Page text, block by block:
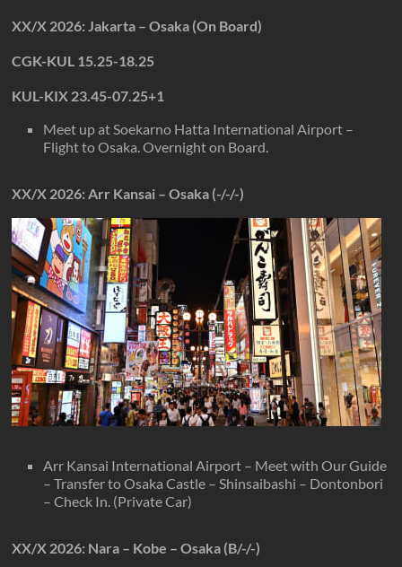
XX/X 2026: Jakarta – Osaka (On Board)
CGK-KUL 15.25-18.25
KU L-KIX 23.45-07.25+1
Meet up at Soekarno Hatta International Airport –
Flight to Osaka. Overnight on Board.
XX/X 2026: Arr Kansai – Osaka (-/-/-)
Arr Kansai International Airport – Meet with Our Guide
– Transfer to Osaka Castle – Shinsaibashi – Dontonbori
– Check In. (Private Car)
XX/X 2026: Nara – Kobe – Osaka (B/-/-)